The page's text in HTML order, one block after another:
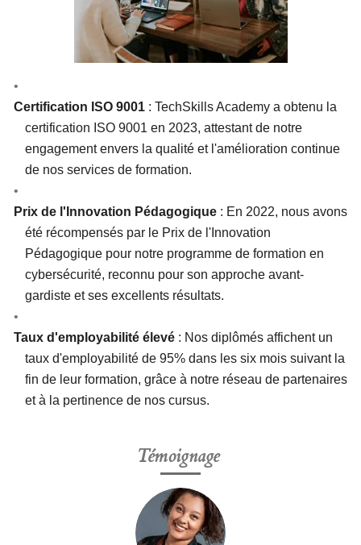
Certification ISO 9001: TechSkills Academy a obtenu la
certification ISO 9001 en 2023, attestant de notre
engagement envers la qualité et l'amélioration continue
de nos services de formation.
Prix de l'Innovation Pédagogique: En 2022, nous avons
été récompensés par le Prix de l'Innovation
Pédagogique pour notre programme de formation en
cybersécurité, reconnu pour son approche avant-
gardiste et ses excellents résultats.
Taux d'employabilité élevé: Nos diplômés affichent un
taux d'employabilité de 95% dans les six mois suivant la
fin de leur formation, grâce à notre réseau de partenaires
et à la pertinence de nos cursus.
Témoignage